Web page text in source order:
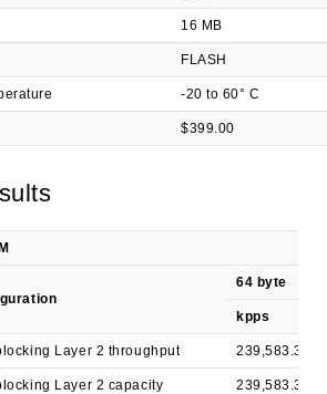
16 MB
FLASH
-20 to 60° C
$399.00
64 byte
kpps
Layer 2 throughput 239,583.3
Layer 2 capacity 239,583.3